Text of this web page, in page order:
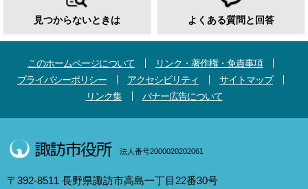
見つからないときは よくある質問と回答
このホームページについて
リンク・著作権・免責事項
プライバシーポリシー
アクセシビリティ
サイトマップ
リンク集
バナー広告について
法人番号2000020202061
〒392-8511 長野県諏訪市高島一丁目22番30号